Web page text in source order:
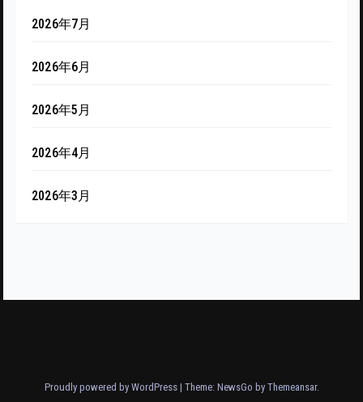
2026年7月
2026年6月
2026年5月
2026年4月
2026年3月
Proudly powered by WordPress | Theme: NewsGo by Themeansar.